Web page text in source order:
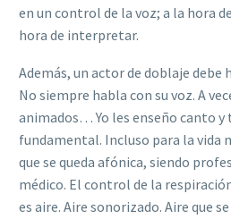
en un control de la voz; a la hora
hora de interpretar.
Además, un actor de doblaje debe
No siempre habla con su voz. A
animados… Yo les enseño canto y
fundamental. Incluso para la vida
que se queda afónica, siendo
médico. El control de la
es aire. Aire sonorizado. Aire que